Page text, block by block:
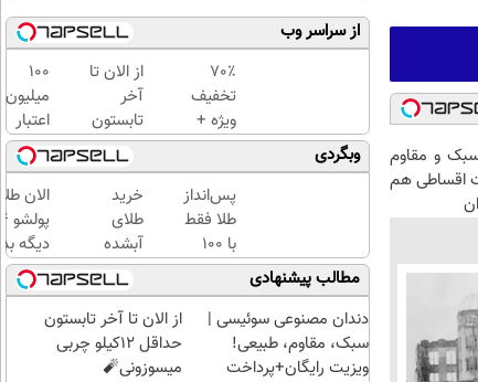
و مقاوم
اقساطی هم
از سراسر وب
70٪
تخفیف
ویژه +
خرید
اقساطی
با
اسنپ‌پی
از الان تا
آخر
تابستون
حداقل
12کیلو
چربی
میسوزونی
🧨
100
میلیون
اعتبار
خرید
طلای
آب
شده
بگیر
وبگردی
پس‌انداز
طلا فقط
با ۱۰۰
هزارتومان
(امن و
راحت)
خرید
طلای
آبشده
حتی با
۱۰۰هزارتومان
الان
دیگه
طلا با
بی‌بهره
مطالب پیشنهادی
دندان مصنوعی سوئیسی |
سبک، مقاوم، طبیعی!
ویزیت رایگان+پرداخت
از الان تا آخر تابستون
حداقل 12کیلو چربی
میسوزونی🧨